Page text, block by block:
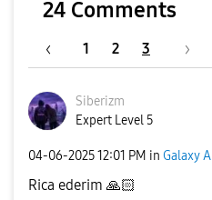
24 Comments
1 2 3
Siberizm
Expert Level 5
‎04-06-202512:01 PM in Galaxy A
Rica ederim 🙏🏻